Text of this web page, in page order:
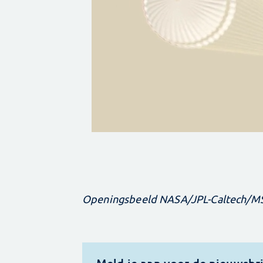
Openingsbeeld NASA/JPL-Caltech/